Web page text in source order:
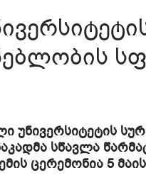
სწავლა
ცერემონია 5